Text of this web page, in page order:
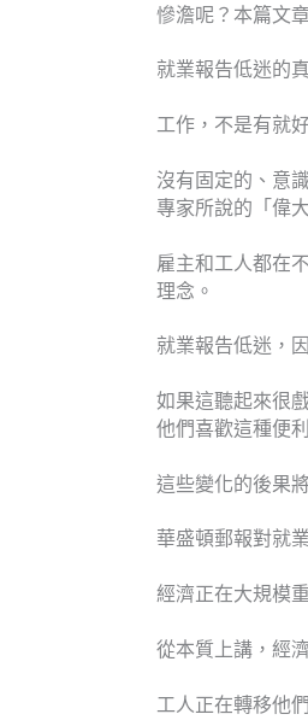
慘澹呢？本篇文
就業報告低迷的
工作，不是有就
沒有固定的、意
專家所說的「偉
雇主和工人都在
理念。
就業報告低迷，
如果這聽起來很
他們喜歡這種便
這些變化的後果
華盛頓郵報對就
經濟正在大規模
從本質上講，經
工人正在轉移他